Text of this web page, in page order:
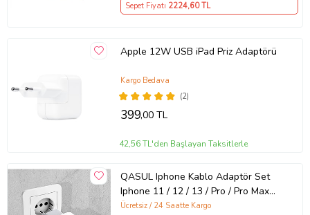
Sepet Fiyatı 2224,60 TL
Apple 12W USB iPad Priz Adaptörü
(2)
Kargo Bedava
399,00 TL
42,56 TL'den Başlayan Taksitlerle
QASUL Iphone Kablo Adaptör Set
Iphone 11 / 12 / 13 / Pro / Pro Max
Uyumlu Şarj Aleti Seti
Ücretsiz / 24 Saatte Kargo